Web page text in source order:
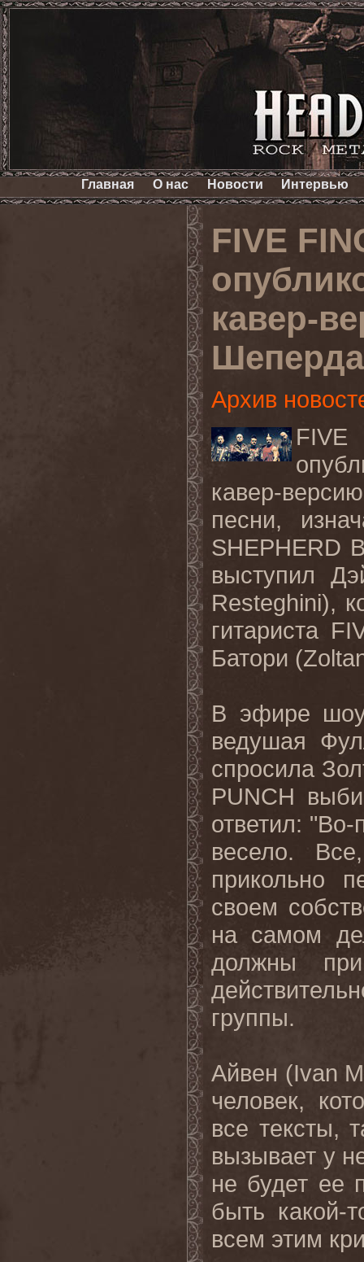
Главная О нас Новости Интервью
FIVE
кавер-
Шеперда
Архив
FIVE
кавер-
песни,
SHEPHERD
выступил
Resteghini),
гитариста
Батори (
В эфире
ведушая
спросила
PUNCH
ответил:
весело.
прикольно
своем
на самом
должны
группы.
Айвен (Ivan
человек,
все тексты,
вызывает у
не будет ее
быть какой-
всем этим